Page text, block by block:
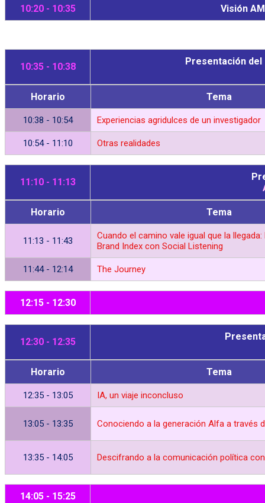
10:20 - 10:35 Visión
10:35 - 10:38 Presentación del
Horario Tema
10:38 - 10:54 Experiencias agridulces de un investigador
10:54 - 11:10 Otras realidades
11:10 - 11:13
Horario Tema
11:13 - 11:43
Cuando el camino vale igual que la
Brand Index con Social Listening
11:44 - 12:14 The Journey
12:15 - 12:30
12:30 - 12:35
Horario Tema
12:35 - 13:05 IA, un viaje inconcluso
13:05 - 13:35 Conociendo a la generación Alfa a través
13:35 - 14:05 Descifrando a la comunicación política
14:05 - 15:25